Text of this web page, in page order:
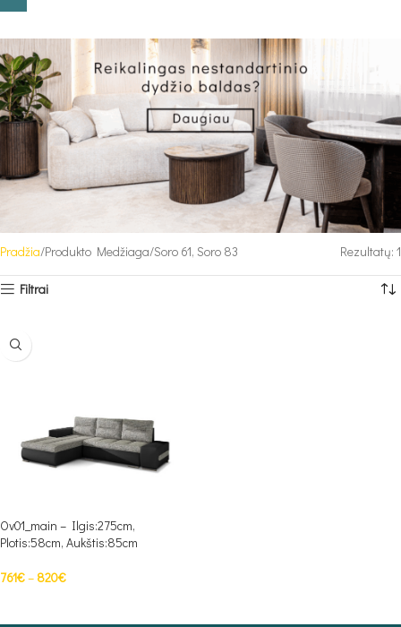
Pradžia Produkto Medžiaga Soro 61, Soro 83 Rezultatų: 1
Filtrai
Ov01_main – Ilgis:275cm,
Plotis:58cm, Aukštis:85cm
761€– 820€